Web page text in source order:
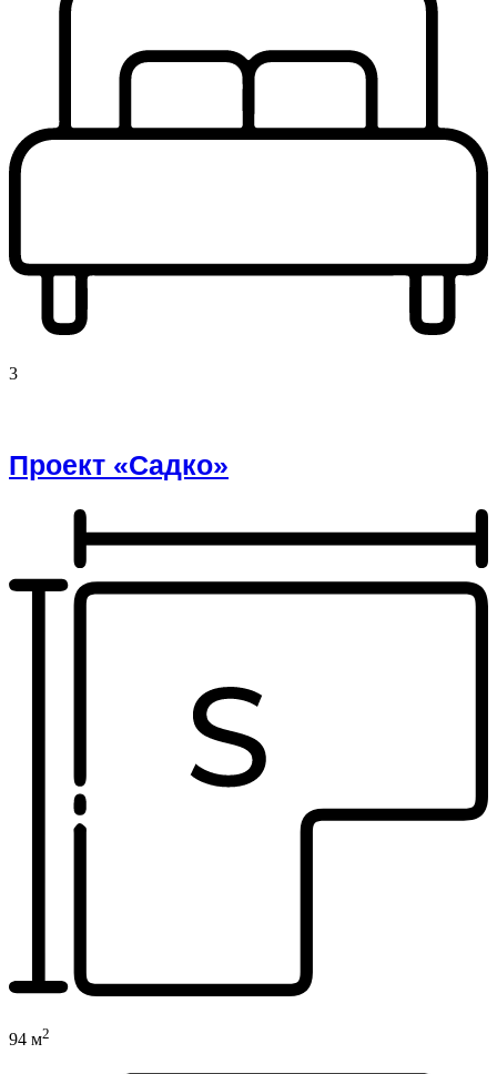
3
Проект «Садко»
94 м2